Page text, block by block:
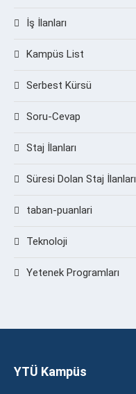
İş İlanları
Kampüs List
Serbest Kürsü
Soru-Cevap
Staj İlanları
Süresi Dolan Staj İlanları
taban-puanlari
Teknoloji
Yetenek Programları
YTÜ Kampüs